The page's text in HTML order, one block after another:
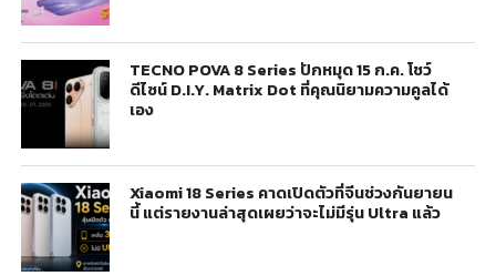
TECNO POVA 8 Series ปักหมุด 15 ก.ค. โชว์
ดีไซน์ D.I.Y. Matrix Dot ที่คุณนิยามความคูลได้
เอง
Xiaomi 18 Series คาดเปิดตัวที่จีนช่วงกันยายน
นี้ แต่รายงานล่าสุดเผยว่าจะไม่มีรุ่น Ultra แล้ว